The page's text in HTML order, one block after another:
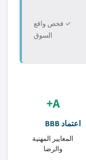
✓ فحص واقع
السوق
A+
اعتماد BBB
المعايير المهنية
والرضا